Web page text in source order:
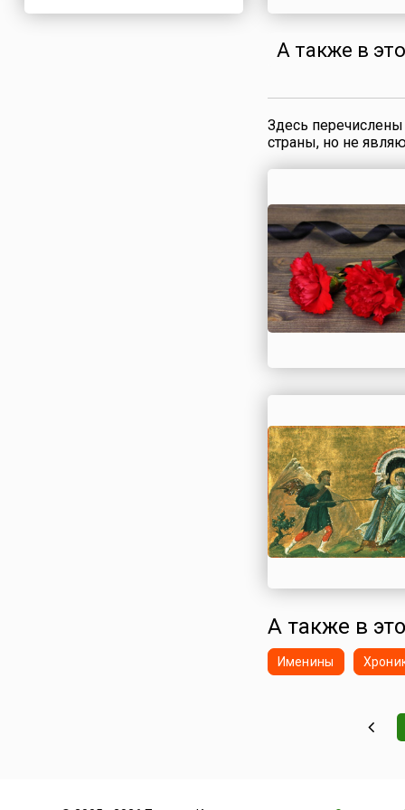
А также в
Здесь
страны, но не
А также в
Именины